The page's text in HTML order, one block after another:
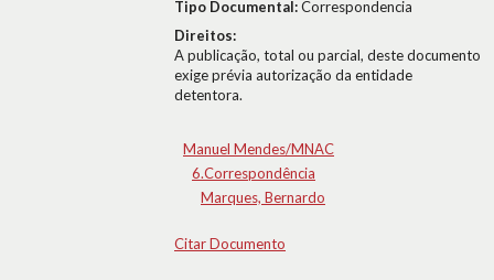
Tipo Documental:Correspondencia
Direitos:
A publicação, total ou parcial, deste documento
exige prévia autorização da entidade
detentora.
Manuel Mendes/MNAC
6.Correspondência
Marques, Bernardo
Citar Documento